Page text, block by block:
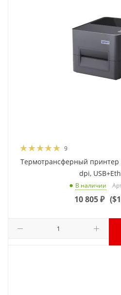
9
Термотрансферный принтер
dpi,
В наличии
10 805₽ (